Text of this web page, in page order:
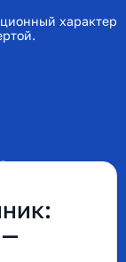
характер